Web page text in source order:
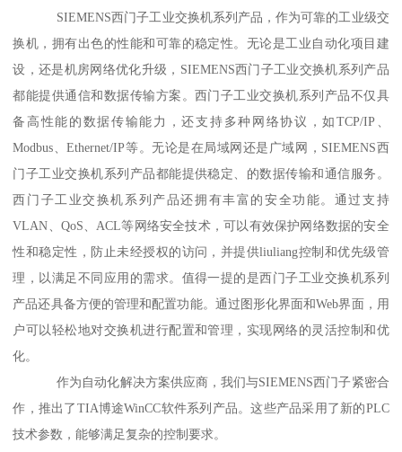
SIEMENS西门子工业交换机系列产品，作为可靠的工业级交
换机，拥有出色的性能和可靠的稳定性。无论是工业自动化项目建
设，还是机房网络优化升级，SIEMENS西门子工业交换机系列产品
都能提供通信和数据传输方案。西门子工业交换机系列产品不仅具
备高性能的数据传输能力，还支持多种网络协议，如TCP/IP、
Modbus、Ethernet/IP等。无论是在局域网还是广域网，SIEMENS西
门子工业交换机系列产品都能提供稳定、的数据传输和通信服务。
西门子工业交换机系列产品还拥有丰富的安全功能。通过支持
VLAN、QoS、ACL等网络安全技术，可以有效保护网络数据的安全
性和稳定性，防止未经授权的访问，并提供liuliang控制和优先级管
理，以满足不同应用的需求。值得一提的是西门子工业交换机系列
产品还具备方便的管理和配置功能。通过图形化界面和Web界面，用
户可以轻松地对交换机进行配置和管理，实现网络的灵活控制和优
化。
作为自动化解决方案供应商，我们与SIEMENS西门子紧密合
作，推出了TIA博途WinCC软件系列产品。这些产品采用了新的PLC
技术参数，能够满足复杂的控制要求。